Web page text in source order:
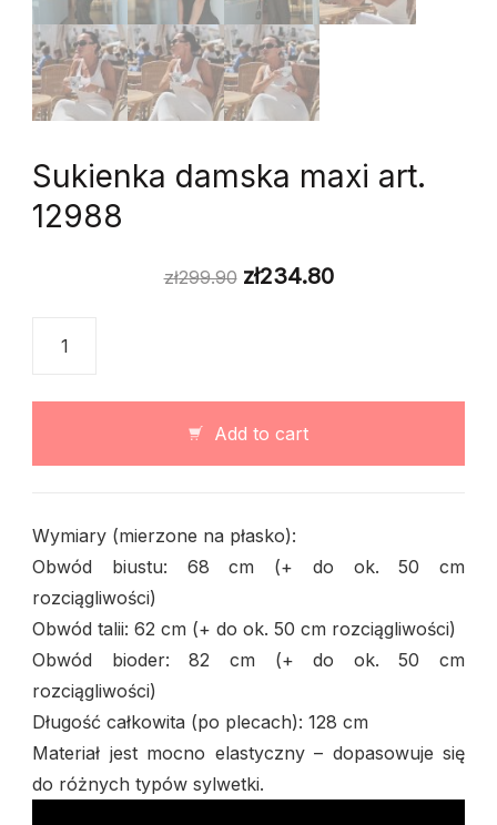
Sukienka damska maxi art.
12988
zł299.90 zł234.80
damska
art.
quantity
Add to cart
Wymiary (mierzone na płasko):
Obwód biustu: 68 cm (+ do ok. 50 cm
rozciągliwości)
Obwód talii: 62 cm (+ do ok. 50 cm rozciągliwości)
Obwód bioder: 82 cm (+ do ok. 50 cm
rozciągliwości)
Długość całkowita (po plecach): 128 cm
Materiał jest mocno elastyczny – dopasowuje się
do różnych typów sylwetki.